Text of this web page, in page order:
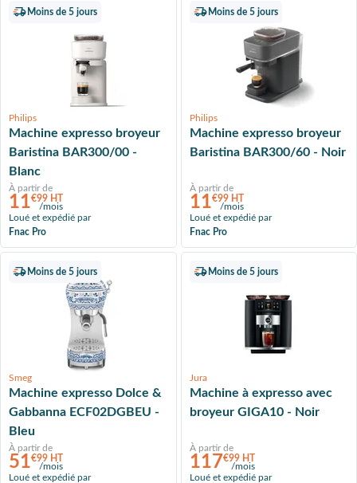
Moins de 5 jours
Philips
Machine expresso broyeur
Baristina BAR300/00 -
Blanc
À partir de
11€99 HT
/mois
Loué et expédié par
Fnac Pro
Moins de 5 jours
Philips
Machine expresso broyeur
Baristina BAR300/60 - Noir
À partir de
11€99 HT
/mois
Loué et expédié par
Fnac Pro
Moins de 5 jours
Smeg
Machine expresso Dolce &
Gabbanna ECF02DGBEU -
Bleu
À partir de
51€99 HT
/mois
Loué et expédié par
Moins de 5 jours
Jura
Machine à expresso avec
broyeur GIGA10 - Noir
À partir de
117€99 HT
/mois
Loué et expédié par